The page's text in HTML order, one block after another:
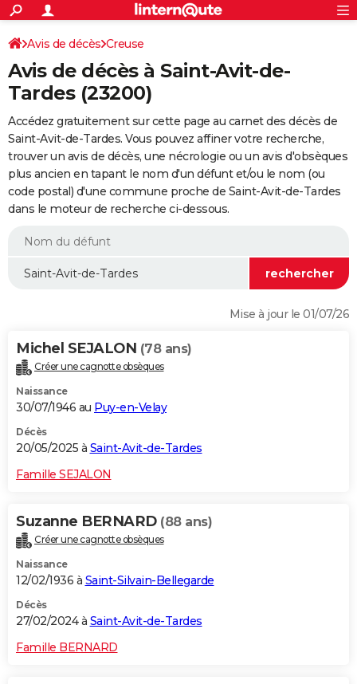
ACTUALITÉS
Politique
Société
Faits Divers
Education
Monde
Villes
+
SPORT
Coupe du monde 2026
Football
Tennis
Cyclisme
Rugby
Forum
CULTURE
FINANCE
Retraite
Impôts
Epargne
Immobilier
Risques naturels par ville
Banque
Assurance
Crédit
Essais
Réserver un essai
Citadines
Berlines
SUV
Forum auto
+
HIGH-TECH
Mobiles
Meilleur smartphone
Internet
Ordinateurs
Jeux vidéo
Guide high-tech
+
BRICOLAGE
Forum
Aménagement intérieur
Extérieur
Cuisine
Salle de bains
Jardinage
Rangement
WEEK-END
Guides de France
Escapades
Patrimoine
Expositions
Musées
Week-end nature
LIFESTYLE
Alimentation
Guide de la santé
Maladies
Médicaments
Sommeil
VOYAGE
Destinations
City break
Voyage nature
Voyage de noces
Forum
Climat
+PHOTO
GUIDES D'ACHAT
BONS PLANS
CARTE DE VOEUX
Dictionnaire
Biographies
Citations
Expressions
Proverbes
PROGRAMME TV
COPAINS D'AVANT
S'inscrire
Se connecter
Lycées
Collèges
Primaires
Universités
Entreprises
Service militaire
Avis de recherche
AVIS DE DÉCÈS
Avis de décès Creuse
Avis de décès à Saint-Avit-de-
Tardes (23200)
Accédez gratuitement sur cette page au carnet des décès de
Saint-Avit-de-Tardes. Vous pouvez affiner votre recherche,
trouver un avis de décès, une nécrologie ou un avis d'obsèques
plus ancien en tapant le nom d'un défunt et/ou le nom (ou
code postal) d'une commune proche de Saint-Avit-de-Tardes
dans le moteur de recherche ci-dessous.
Mise à jour le 01/07/26
Michel SEJALON (78 ans)
Créer une cagnotte obsèques
Naissance
30/07/1946 au Puy-en-Velay
Décès
20/05/2025 à Saint-Avit-de-Tardes
Famille SEJALON
Suzanne BERNARD (88 ans)
Créer une cagnotte obsèques
Naissance
12/02/1936 à Saint-Silvain-Bellegarde
Décès
27/02/2024 à Saint-Avit-de-Tardes
Famille BERNARD